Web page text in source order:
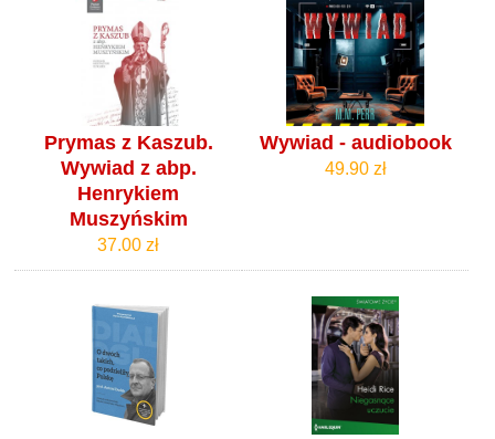
Prymas z Kaszub.
Wywiad z abp.
Henrykiem
Muszyńskim
37.00 zł
Wywiad - audiobook
49.90 zł